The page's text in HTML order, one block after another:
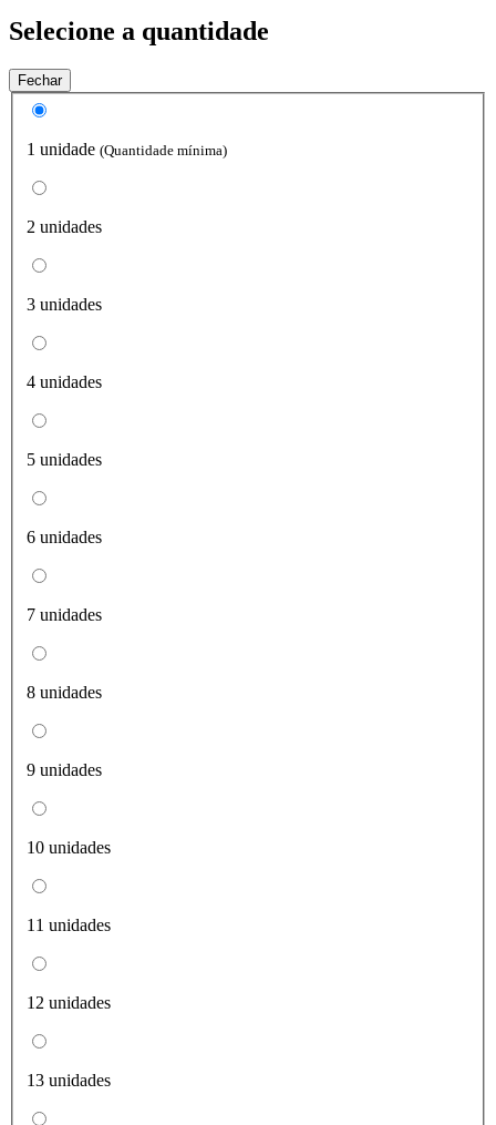
Selecione a quantidade
Fechar
1 unidade (Quantidade mínima)
2 unidades
3 unidades
4 unidades
5 unidades
6 unidades
7 unidades
8 unidades
9 unidades
10 unidades
11 unidades
12 unidades
13 unidades